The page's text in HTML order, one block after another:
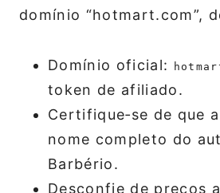
domínio “hotmart.com”,
Domínio oficial:
token de afiliado.
Certifique‑se de que
nome completo do
Barbério.
Desconfie de preços